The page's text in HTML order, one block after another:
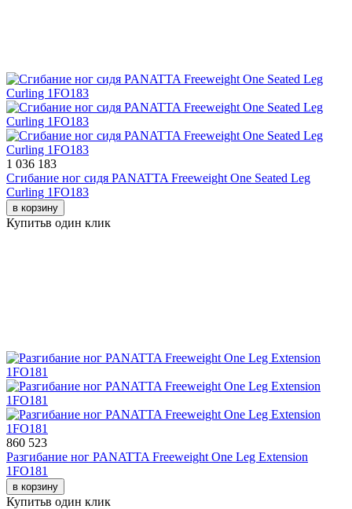
1 036 183
Сгибание ног сидя PANATTA Freeweight One Seated Leg
Curling 1FO183
в корзину
Купитьв один клик
860 523
Разгибание ног PANATTA Freeweight One Leg Extension
1FO181
в корзину
Купитьв один клик